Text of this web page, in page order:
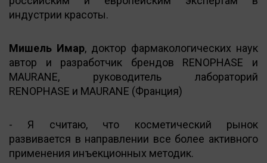
индустрии красоты.
Мишель Имар, доктор фармакологических наук
автор и разработчик брендов RENOPHASE и
MAURANE, руководитель лабораторий
RENOPHASE и MAURANE (Франция)
- Я считаю, что косметический рынок
развивается в направлении все более активного
применения инъекционных методик.